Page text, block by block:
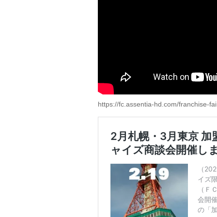
https://fc.assentia-hd.com/franchise-